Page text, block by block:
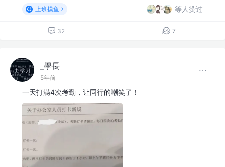
上班摸鱼 等人赞过
32 7
_學長
5年前
一天打满4次考勤，让同行的嘲笑了！